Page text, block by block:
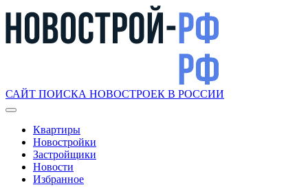
САЙТ ПОИСКА НОВОСТРОЕК В РОССИИ
Квартиры
Новостройки
Застройщики
Новости
Избранное